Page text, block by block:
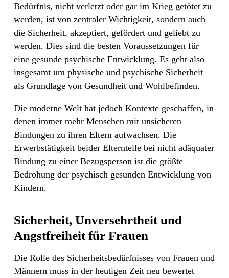
Bedürfnis, nicht verletzt oder gar im Krieg getötet zu
werden, ist von zentraler Wichtigkeit, sondern auch
die Sicherheit, akzeptiert, gefördert und geliebt zu
werden. Dies sind die besten Voraussetzungen für
eine gesunde psychische Entwicklung. Es geht also
insgesamt um physische und psychische Sicherheit
als Grundlage von Gesundheit und Wohlbefinden.
Die moderne Welt hat jedoch Kontexte geschaffen, in
denen immer mehr Menschen mit unsicheren
Bindungen zu ihren Eltern aufwachsen. Die
Erwerbstätigkeit beider Elternteile bei nicht adäquater
Bindung zu einer Bezugsperson ist die größte
Bedrohung der psychisch gesunden Entwicklung von
Kindern.
Sicherheit, Unversehrtheit und
Angstfreiheit für Frauen
Die Rolle des Sicherheitsbedürfnisses von Frauen und
Männern muss in der heutigen Zeit neu bewertet